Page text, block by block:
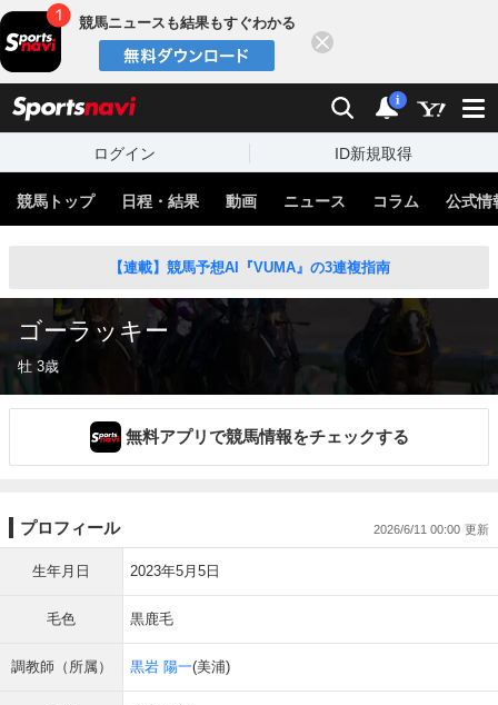
競馬ニュースも結果もすぐわかる
検索 通知
i
ログイン ID新規取得
競馬トップ 日程・結果 動画 ニュース コラム 公式情
【連載】競馬予想AI『VUMA』の3連複指南
ゴーラッキー
牡 3歳
無料アプリで競馬情報をチェックする
プロフィール 2026/6/11 00:00
生年月日 2023年5月5日
毛色 黒鹿毛
調教師（所属） 黒岩 陽一(美浦)